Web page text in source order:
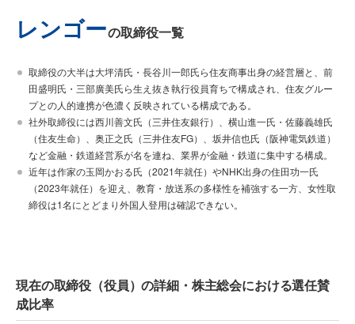
レンゴーの取締役一覧
取締役の大半は大坪清氏・長谷川一郎氏ら住友商事出身の経営層と、前
田盛明氏・三部廣美氏ら生え抜き執行役員育ちで構成され、住友グルー
プとの人的連携が色濃く反映されている構成である。
社外取締役には西川善文氏（三井住友銀行）、横山進一氏・佐藤義雄氏
（住友生命）、奥正之氏（三井住友FG）、坂井信也氏（阪神電気鉄道）
など金融・鉄道経営系が名を連ね、業界が金融・鉄道に集中する構成。
近年は作家の玉岡かおる氏（2021年就任）やNHK出身の住田功一氏
（2023年就任）を迎え、教育・放送系の多様性を補強する一方、女性取
締役は1名にとどまり外国人登用は確認できない。
現在の取締役（役員）の詳細・株主総会における選任賛
成比率